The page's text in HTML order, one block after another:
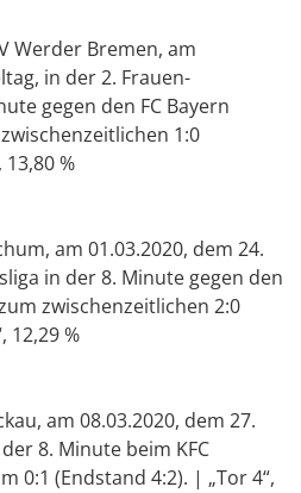
Werder Bremen, am
in der 2. Frauen-
gegen den FC Bayern
1:0
%
am 01.03.2020, dem 24.
in der 8. Minute gegen den
zwischenzeitlichen 2:0
12,29 %
am 08.03.2020, dem 27.
8. Minute beim KFC
0:1 (Endstand 4:2). | „Tor 4“,